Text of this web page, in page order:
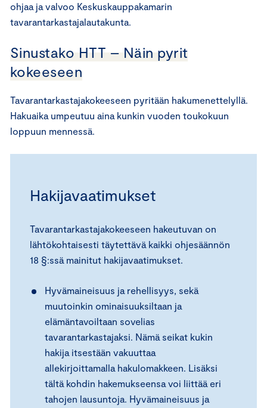
ohjaa ja valvoo Keskuskauppakamarin
tavarantarkastajalautakunta.
Sinustako HTT – Näin pyrit
kokeeseen
Tavarantarkastajakokeeseen pyritään hakumenettelyllä.
Hakuaika umpeutuu aina kunkin vuoden toukokuun
loppuun mennessä.
Hakijavaatimukset
Tavarantarkastajakokeeseen hakeutuvan on
lähtökohtaisesti täytettävä kaikki ohjesäännön
18 §:ssä mainitut hakijavaatimukset.
Hyvämaineisuus ja rehellisyys, sekä
muutoinkin ominaisuuksiltaan ja
elämäntavoiltaan sovelias
tavarantarkastajaksi. Nämä seikat kukin
hakija itsestään vakuuttaa
allekirjoittamalla hakulomakkeen. Lisäksi
tältä kohdin hakemukseensa voi liittää eri
tahojen lausuntoja. Hyvämaineisuus ja